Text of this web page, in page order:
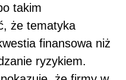
takim
że tematyka
finansowa niż
ryzykiem.